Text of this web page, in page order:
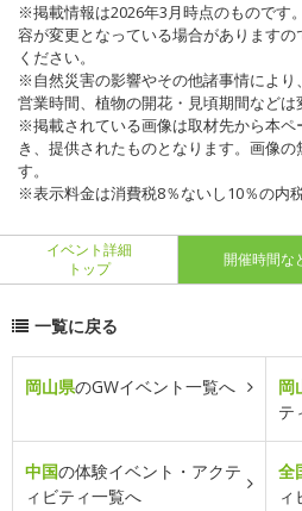
※掲載情報は2026年3月時点のものです
容が変更となっている場合があります
ください。
※自然災害の影響やその他諸事情によ
営業時間、植物の開花・見頃期間などは
※掲載されている画像は取材先から本
き、提供されたものとなります。画像
す。
※表示料金は消費税8％ないし10％の内税
イベント詳細
トップ
開催時間な
一覧に戻る
岡山県のGWイベント一覧へ 岡
テ
中国の体験イベント・アクテ
ィビティ一覧へ
全
ィ